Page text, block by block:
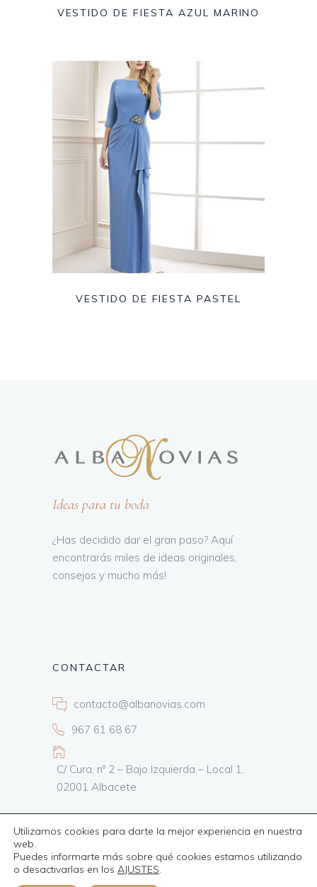
VESTIDO DE FIESTA AZUL MARINO
VESTIDO DE FIESTA PASTEL
Ideas para tu boda
¿Has decidido dar el gran paso? Aquí
encontrarás miles de ideas originales,
consejos y mucho más!
CONTACTAR
contacto@albanovias.com
967 61 68 67
C/ Cura, nº 2 – Bajo Izquierda – Local 1,
02001 Albacete
Todos los derechos reservadosInformática24
Política de privacidad
Utilizamos cookies para darte la mejor experiencia en nuestra
web.
Puedes informarte más sobre qué cookies estamos utilizando
o desactivarlas en los AJUSTES.